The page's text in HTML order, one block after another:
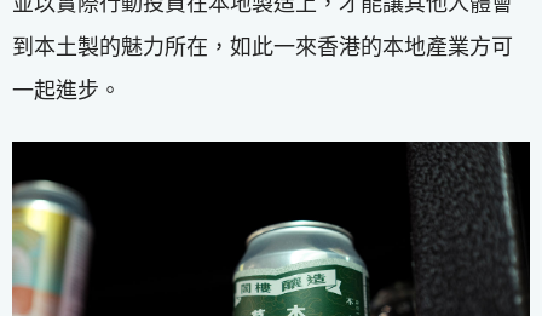
到本土製的魅力所在，如此一來香港的本地產業方可
一起進步。